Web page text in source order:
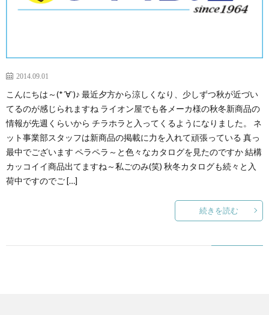
2014.09.01
こんにちは～(*´∀`)♪ 最近夕方から涼しくなり、少しずつ秋が近づい
てるのが感じられますね ライオン屋でも各メーカ様の秋冬新商品の
情報が先週くらいから チラホラと入ってくるようになりました。 ネ
ット事業部スタッフは新商品の掲載に力を入れて頑張っている 真っ
最中でございます ペラペラ～と色々なカタログを見たのですか 結構
カッコイイ商品出てますね～私ごのみ(笑) 秋冬カタログも続々と入
荷中ですのでご […]
続きを読む